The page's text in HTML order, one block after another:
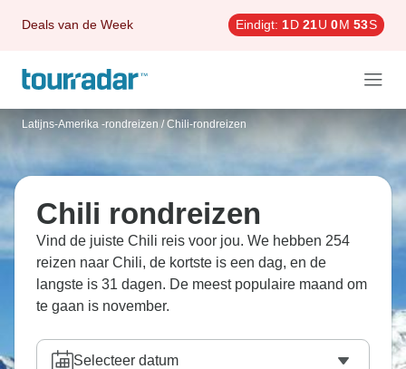
Deals van de Week Eindigt: 1D 21U 0M 51S
Latijns-Amerika -rondreizen / Chili-rondreizen
Chili rondreizen
Vind de juiste Chili reis voor jou. We hebben 254
reizen naar Chili, de kortste is een dag, en de
langste is 31 dagen. De meest populaire maand om
te gaan is november.
Selecteer datum